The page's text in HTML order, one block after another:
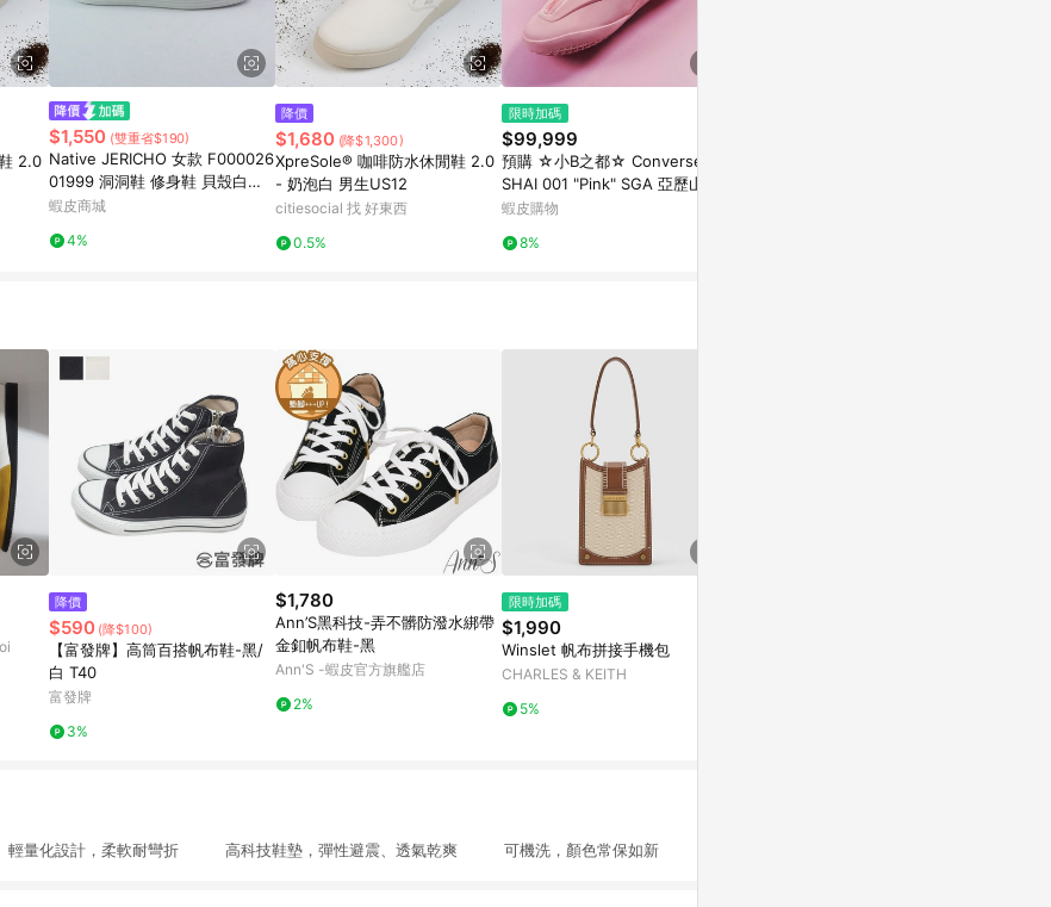
2.0
$1,550 (雙重省$190)
Native JERICHO 女款 F000026
01999 洞洞鞋 修身鞋 貝殼白【i
Sport愛運動】
蝦皮商城
4%
降價
$1,680 (降$1,300)
XpreSole® 咖啡防水休閒鞋 2.0
- 奶泡白 男生US12
citiesocial 找 好東西
0.5%
限時加碼
$99,999
預購 ☆小B之都☆ Converse x
SHAI 001 "Pink" SGA 亞歷山大
A19838C 粉色 實戰鞋
蝦皮購物
8%
降價
$590 (降$100)
【富發牌】高筒百搭帆布鞋-黑/
白 T40
富發牌
3%
$1,780
Ann’S黑科技-弄不髒防潑水綁帶
金釦帆布鞋-黑
Ann'S -蝦皮官方旗艦店
2%
限時加碼
$1,990
Winslet 帆布拼接手機包
CHARLES & KEITH
5%
量化設計，柔軟耐彎折 高科技鞋墊，彈性避震、透氣乾爽 可機洗，顏色常保如新